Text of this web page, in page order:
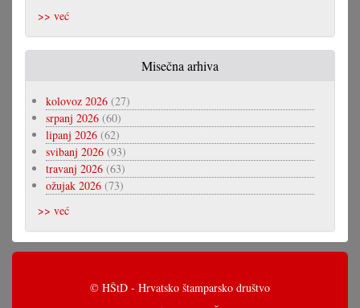
>> već
Misečna arhiva
kolovoz 2026 (27)
srpanj 2026 (60)
lipanj 2026 (62)
svibanj 2026 (93)
travanj 2026 (63)
ožujak 2026 (73)
>> već
© HŠtD - Hrvatsko štamparsko društvo